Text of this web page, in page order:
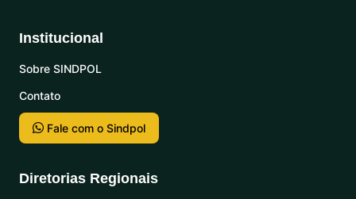
Institucional
Sobre SINDPOL
Contato
Fale com o Sindpol
Diretorias Regionais